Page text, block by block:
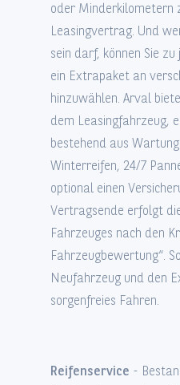
oder Minderkilometern
Leasingvertrag. Und
sein darf, können Sie
ein Extrapaket an
hinzuwählen. Arval
dem Leasingfahrzeug,
bestehend aus
Winterreifen, 24/7
optional einen
Vertragsende erfolgt
Fahrzeuges nach den
Fahrzeugbewertung“.
Neufahrzeug und den
sorgenfreies Fahren.
Reifenservice -